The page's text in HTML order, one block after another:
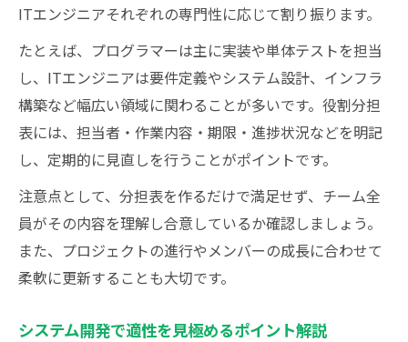
ITエンジニアそれぞれの専門性に応じて割り振ります。
たとえば、プログラマーは主に実装や単体テストを担当
し、ITエンジニアは要件定義やシステム設計、インフラ
構築など幅広い領域に関わることが多いです。役割分担
表には、担当者・作業内容・期限・進捗状況などを明記
し、定期的に見直しを行うことがポイントです。
注意点として、分担表を作るだけで満足せず、チーム全
員がその内容を理解し合意しているか確認しましょう。
また、プロジェクトの進行やメンバーの成長に合わせて
柔軟に更新することも大切です。
システム開発で適性を見極めるポイント解説